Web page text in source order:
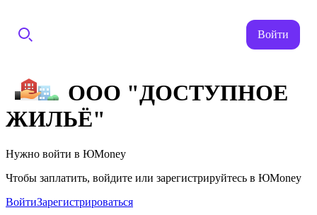
Войти
ООО "ДОСТУПНОЕ
ЖИЛЬЁ"
Нужно войти в ЮMoney
Чтобы заплатить, войдите или зарегистрируйтесь в ЮMoney
ВойтиЗарегистрироваться